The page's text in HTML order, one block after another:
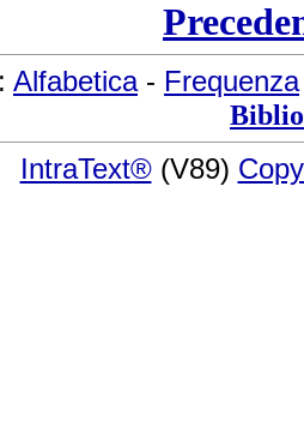
: Alfabetica- Frequenza
IntraText®(V89)